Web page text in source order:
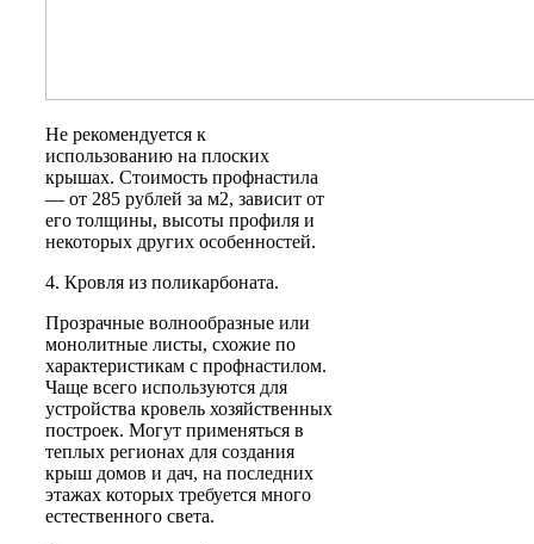
Не рекомендуется к
использованию на плоских
крышах. Стоимость профнастила
— от 285 рублей за м2, зависит от
его толщины, высоты профиля и
некоторых других особенностей.
4. Кровля из поликарбоната.
Прозрачные волнообразные или
монолитные листы, схожие по
характеристикам с профнастилом.
Чаще всего используются для
устройства кровель хозяйственных
построек. Могут применяться в
теплых регионах для создания
крыш домов и дач, на последних
этажах которых требуется много
естественного света.